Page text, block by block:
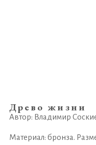
Древо жизни
Автор: Владимир
Материал: бронза.